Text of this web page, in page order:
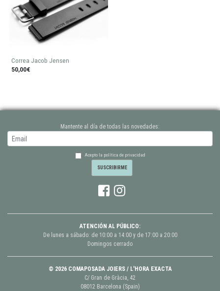
Correa Jacob Jensen
50,00€
Mantente al día de todas las novedades:
Acepto la política de privacidad
ATENCIÓN AL PÚBLICO:
De lunes a sábado: de 10:00 a 14:00 y de 17:00 a 20:00
Domingos cerrado
© 2026 COMAPOSADA JOIERS / L'HORA EXACTA
C/ Gran de Gràcia, 42
08012 Barcelona (Spain)